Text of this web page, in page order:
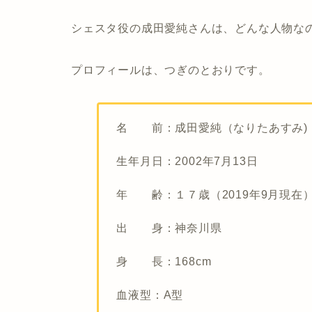
シェスタ役の成田愛純さんは、どんな人物な
プロフィールは、つぎのとおりです。
名 前：成田愛純（なりたあすみ)
生年月日：2002年7月13日
年 齢：１７歳（2019年9月現在）
出 身：神奈川県
身 長：168cm
血液型：A型